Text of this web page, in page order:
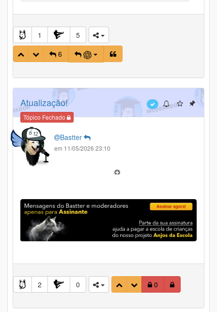
1
5
6
Atualização!
Tópico Fechado
Bastter
em 11/05/2026 23:10
2 0 0